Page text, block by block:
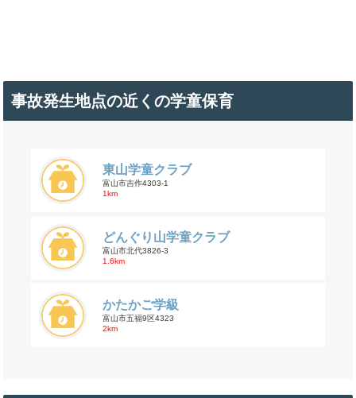
事故発生地点の近くの学童保育
東山学童クラブ
富山市吉作4303-1
1km
どんぐり山学童クラブ
富山市北代3826-3
1.6km
かたかご学級
富山市五福9区4323
2km